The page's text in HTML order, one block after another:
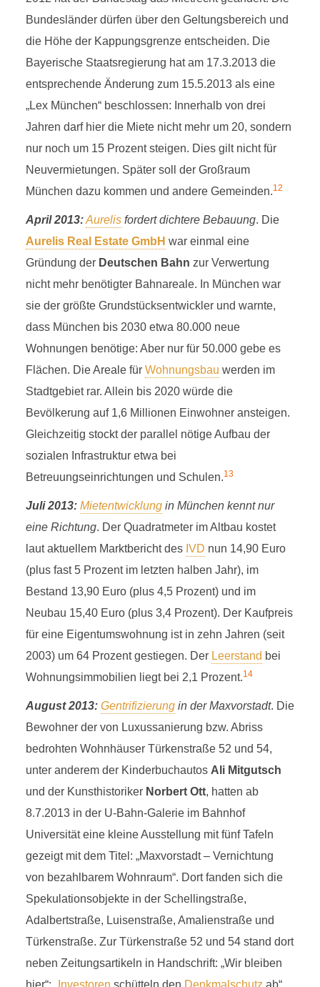
Bundesländer dürfen über den Geltungsbereich und
die Höhe der Kappungsgrenze entscheiden. Die
Bayerische Staatsregierung hat am 17.3.2013 die
entsprechende Änderung zum 15.5.2013 als eine
„Lex München“ beschlossen: Innerhalb von drei
Jahren darf hier die Miete nicht mehr um 20, sondern
nur noch um 15 Prozent steigen. Dies gilt nicht für
Neuvermietungen. Später soll der Großraum
München dazu kommen und andere Gemeinden.12
April 2013:Aurelisfordert dichtere Bebauung. Die
Aurelis Real Estate GmbH war einmal eine
Gründung der Deutschen Bahn zur Verwertung
nicht mehr benötigter Bahnareale. In München war
sie der größte Grundstücksentwickler und warnte,
dass München bis 2030 etwa 80.000 neue
Wohnungen benötige: Aber nur für 50.000 gebe es
Flächen. Die Areale für Wohnungsbau werden im
Stadtgebiet rar. Allein bis 2020 würde die
Bevölkerung auf 1,6 Millionen Einwohner ansteigen.
Gleichzeitig stockt der parallel nötige Aufbau der
sozialen Infrastruktur etwa bei
Betreuungseinrichtungen und Schulen.13
Juli 2013: Mietentwicklungin München kennt nur
eine Richtung. Der Quadratmeter im Altbau kostet
laut aktuellem Marktbericht des IVD nun 14,90 Euro
(plus fast 5 Prozent im letzten halben Jahr), im
Bestand 13,90 Euro (plus 4,5 Prozent) und im
Neubau 15,40 Euro (plus 3,4 Prozent). Der Kaufpreis
für eine Eigentumswohnung ist in zehn Jahren (seit
2003) um 64 Prozent gestiegen. Der Leerstand bei
Wohnungsimmobilien liegt bei 2,1 Prozent.14
August 2013: Gentrifizierungin der Maxvorstadt. Die
Bewohner der von Luxussanierung bzw. Abriss
bedrohten Wohnhäuser Türkenstraße 52 und 54,
unter anderem der Kinderbuchautos Ali Mitgutsch
und der Kunsthistoriker Norbert Ott, hatten ab
8.7.2013 in der U-Bahn-Galerie im Bahnhof
Universität eine kleine Ausstellung mit fünf Tafeln
gezeigt mit dem Titel: „Maxvorstadt – Vernichtung
von bezahlbarem Wohnraum“. Dort fanden sich die
Spekulationsobjekte in der Schellingstraße,
Adalbertstraße, Luisenstraße, Amalienstraße und
Türkenstraße. Zur Türkenstraße 52 und 54 stand dort
neben Zeitungsartikeln in Handschrift: „Wir bleiben
hier“; „
Investoren schütteln den Denkmalschutz ab“,